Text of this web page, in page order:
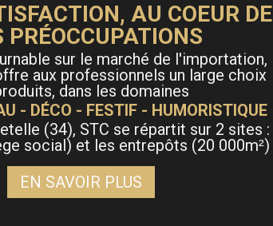
AU COEUR DE
PRÉOCCUPATIONS
sur le marché de l'importation,
aux professionnels un large choix
dans les domaines
- DÉCO - FESTIF - HUMORISTIQUE
(34), STC se répartit sur 2 sites :
social) et les entrepôts (20 000m²)
EN SAVOIR PLUS